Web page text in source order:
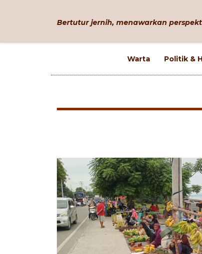
Bertutur jernih, menawarkan
Warta Politik &